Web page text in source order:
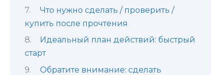
Что нужно сделать / проверить /
купить после прочтения
Идеальный план действий: быстрый
старт
Обратите внимание: сделать